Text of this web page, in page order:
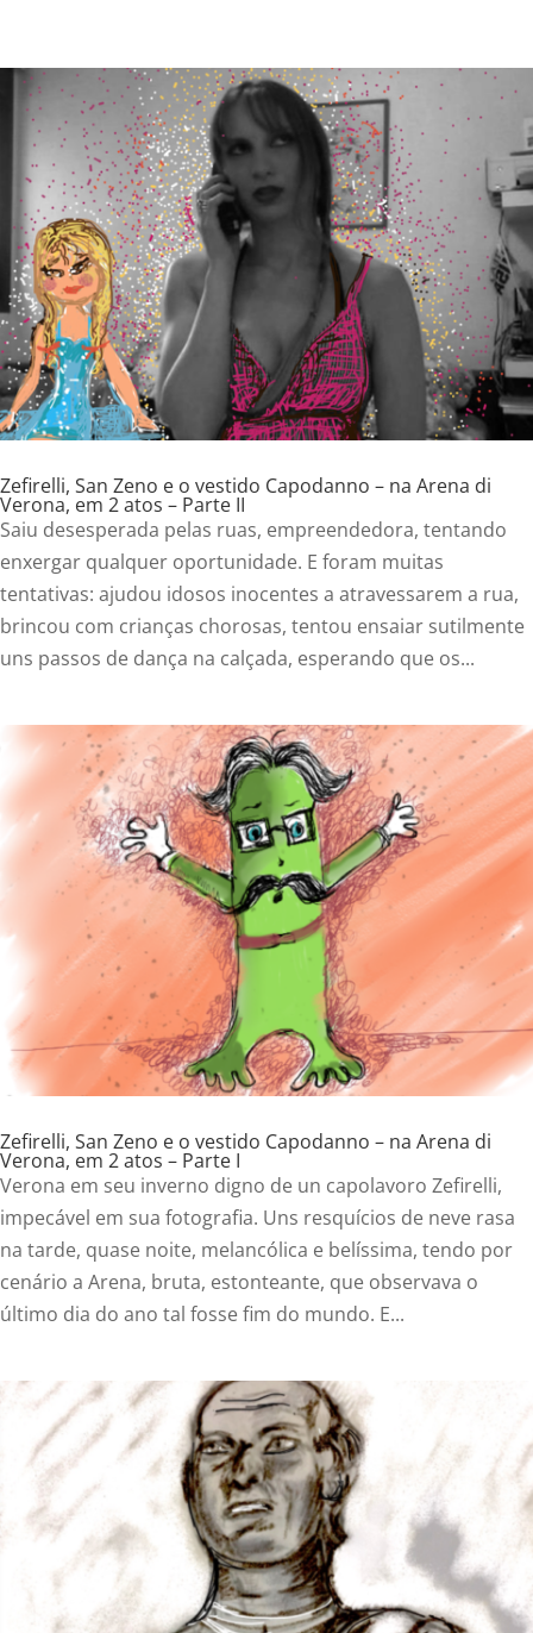
Zefirelli, San Zeno e o vestido Capodanno – na Arena di
Verona, em 2 atos – Parte II
Saiu desesperada pelas ruas, empreendedora, tentando
enxergar qualquer oportunidade. E foram muitas
tentativas: ajudou idosos inocentes a atravessarem a rua,
brincou com crianças chorosas, tentou ensaiar sutilmente
uns passos de dança na calçada, esperando que os...
Zefirelli, San Zeno e o vestido Capodanno – na Arena di
Verona, em 2 atos – Parte I
Verona em seu inverno digno de un capolavoro Zefirelli,
impecável em sua fotografia. Uns resquícios de neve rasa
na tarde, quase noite, melancólica e belíssima, tendo por
cenário a Arena, bruta, estonteante, que observava o
último dia do ano tal fosse fim do mundo. E...